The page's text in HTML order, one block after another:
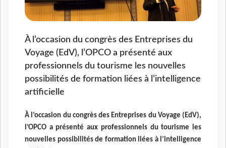
À l’occasion du congrès des Entreprises du
Voyage (EdV), l’OPCO a présenté aux
professionnels du tourisme les nouvelles
possibilités de formation liées à l’intelligence
artificielle
À l’occasion du congrès des Entreprises du Voyage (EdV),
l’OPCO a présenté aux professionnels du tourisme les
nouvelles possibilités de formation liées à l’intelligence